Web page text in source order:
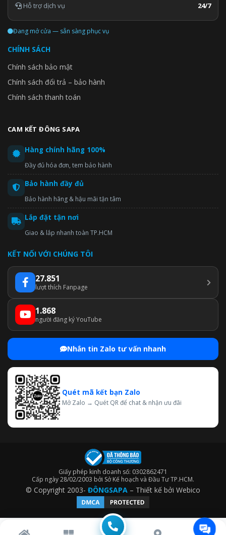
Hỗ trợ dịch vụ
24/7
Đang mở cửa — sẵn sàng phục vụ
CHÍNH SÁCH
Chính sách bảo mật
Chính sách đổi trả – bảo hành
Chính sách thanh toán
CAM KẾT ĐÔNG SAPA
Hàng chính hãng 100%
Đầy đủ hóa đơn, tem bảo hành
Bảo hành đầy đủ
Bảo hành hãng & hậu mãi tận tâm
Lắp đặt tận nơi
Giao & lắp nhanh toàn TP.HCM
KẾT NỐI VỚI CHÚNG TÔI
27.851
lượt thích Fanpage
1.868
người đăng ký YouTube
Nhắn tin Zalo tư vấn nhanh
Quét mã kết bạn Zalo
Mở Zalo → Quét QR để chat & nhận ưu đãi
Giấy phép kinh doanh số: 0302862471
Cấp ngày 28/02/2003 bởi Sở Kế hoạch và Đầu Tư TP.HCM.
© Copyright 2003- ĐÔNGSAPA – Thiết kế bởi Webico